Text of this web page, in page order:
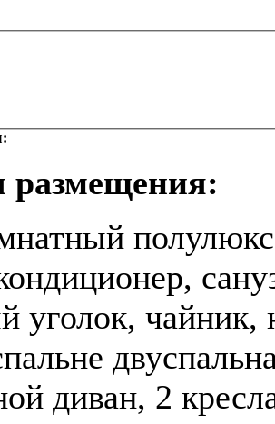
размещения:
уголок, чайник,
диван, 2